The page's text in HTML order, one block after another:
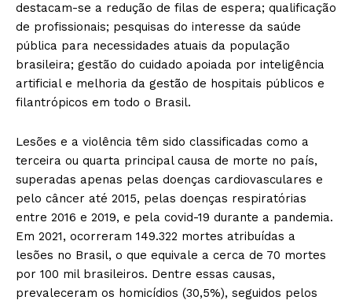
destacam-se a redução de filas de espera; qualificação
de profissionais; pesquisas do interesse da saúde
pública para necessidades atuais da população
brasileira; gestão do cuidado apoiada por inteligência
artificial e melhoria da gestão de hospitais públicos e
filantrópicos em todo o Brasil.
Lesões e a violência têm sido classificadas como a
terceira ou quarta principal causa de morte no país,
superadas apenas pelas doenças cardiovasculares e
pelo câncer até 2015, pelas doenças respiratórias
entre 2016 e 2019, e pela covid-19 durante a pandemia.
Em 2021, ocorreram 149.322 mortes atribuídas a
lesões no Brasil, o que equivale a cerca de 70 mortes
por 100 mil brasileiros. Dentre essas causas,
prevaleceram os homicídios (30,5%), seguidos pelos